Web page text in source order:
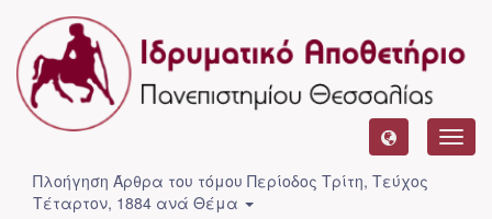
Πλοήγηση Άρθρα του τόμου Περίοδος Τρίτη, Τεύχος
Τέταρτον, 1884 ανά Θέμα